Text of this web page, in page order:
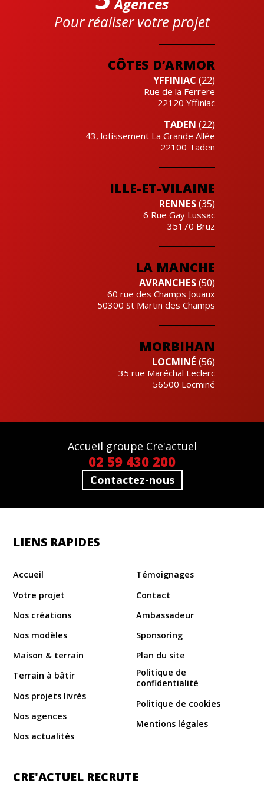
CÔTES D’ARMOR
YFFINIAC (22)
Rue de la Ferrere
22120 Yffiniac
TADEN (22)
43, lotissement La Grande Allée
22100 Taden
ILLE-ET-VILAINE
RENNES(35)
6 Rue Gay Lussac
35170 Bruz
LA MANCHE
AVRANCHES(50)
60 rue des Champs Jouaux
50300 St Martin des Champs
MORBIHAN
LOCMINÉ (56)
35 rue Maréchal Leclerc
56500 Locminé
Agences
Pour réaliser votre projet
Accueil groupe Cre'actuel
02 59 430 200
Contactez-nous
LIENS RAPIDES
Accueil
Votre projet
Nos créations
Nos modèles
Maison & terrain
Terrain à bâtir
Nos projets livrés
Nos agences
Nos actualités
Témoignages
Contact
Ambassadeur
Sponsoring
Plan du site
Politique de
confidentialité
Politique de cookies
Mentions légales
CRE'ACTUEL RECRUTE